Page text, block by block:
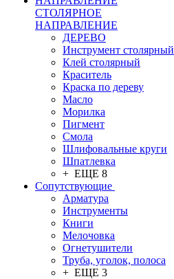
СТОЛЯРНОЕ
НАПРАВЛЕНИЕ
ДЕРЕВО
Инструмент столярный
Клей столярный
Краситель
Краска по дереву
Масло
Морилка
Пигмент
Смола
Шлифовальные круги
Шпатлевка
+ ЕЩЕ 8
Сопутствующие
Арматура
Инструменты
Книги
Мелочовка
Огнетушители
Труба, уголок, полоса
+ ЕЩЕ 3